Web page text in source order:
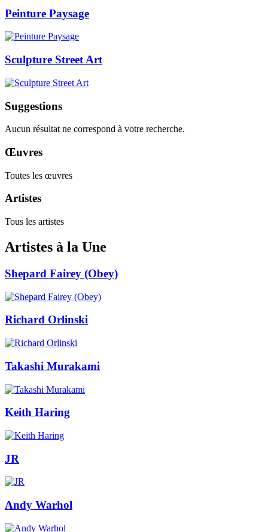
Peinture Paysage
Sculpture Street Art
Suggestions
Aucun résultat ne correspond à votre recherche.
Œuvres
Toutes les œuvres
Artistes
Tous les artistes
Artistes à la Une
Shepard Fairey (Obey)
Richard Orlinski
Takashi Murakami
Keith Haring
JR
Andy Warhol